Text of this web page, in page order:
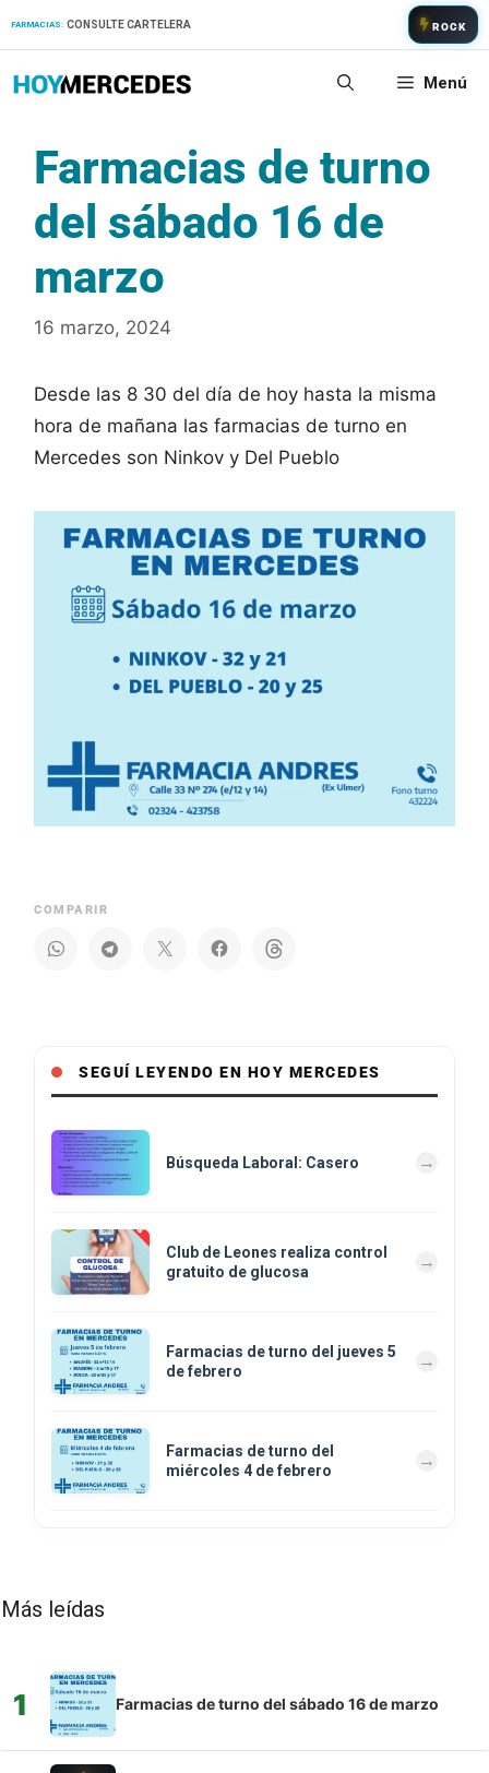
FARMACIAS: CONSULTE CARTELERA ROCK
Menú
Farmacias de turno
del sábado 16 de
marzo
16 marzo, 2024
Desde las 8 30 del día de hoy hasta la misma
hora de mañana las farmacias de turno en
Mercedes son Ninkov y Del Pueblo
COMPARIR
SEGUÍ LEYENDO EN HOY MERCEDES
Búsqueda Laboral: Casero
Club de Leones realiza control
gratuito de glucosa
Farmacias de turno del jueves 5
de febrero
Farmacias de turno del
miércoles 4 de febrero
Más leídas
1 Farmacias de turno del sábado 16 de marzo